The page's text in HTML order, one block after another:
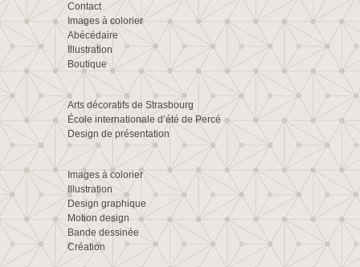
Contact
Images à colorier
Abécédaire
Illustration
Boutique
Arts décoratifs de Strasbourg
École internationale d’été de Percé
Design de présentation
Images à colorier
Illustration
Design graphique
Motion design
Bande dessinée
Création